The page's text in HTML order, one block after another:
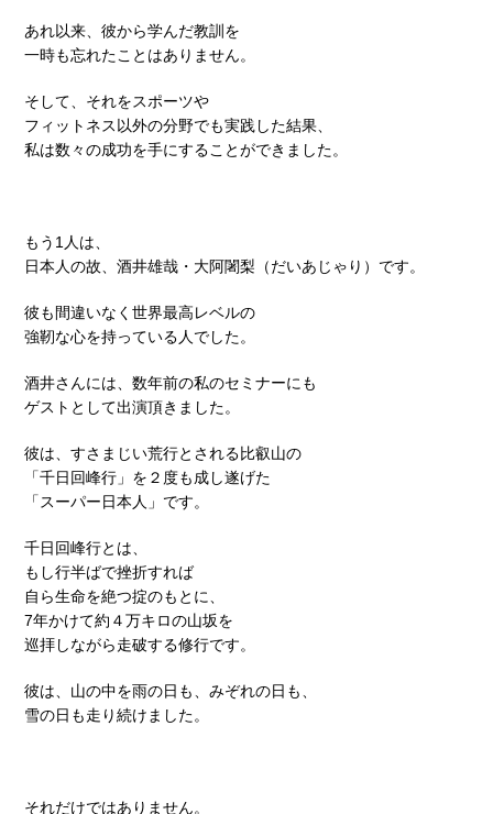
あれ以来、彼から学んだ教訓を
一時も忘れたことはありません。
そして、それをスポーツや
フィットネス以外の分野でも実践した結果、
私は数々の成功を手にすることができました。
もう1人は、
日本人の故、酒井雄哉・大阿闍梨（だいあじゃり）です。
彼も間違いなく世界最高レベルの
強靭な心を持っている人でした。
酒井さんには、数年前の私のセミナーにも
ゲストとして出演頂きました。
彼は、すさまじい荒行とされる比叡山の
「千日回峰行」を２度も成し遂げた
「スーパー日本人」です。
千日回峰行とは、
もし行半ばで挫折すれば
自ら生命を絶つ掟のもとに、
7年かけて約４万キロの山坂を
巡拝しながら走破する修行です。
彼は、山の中を雨の日も、みぞれの日も、
雪の日も走り続けました。
それだけではありません。